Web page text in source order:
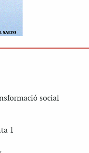
social
1